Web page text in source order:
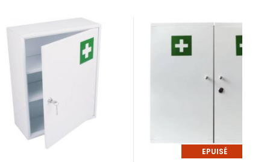
EPUISÉ